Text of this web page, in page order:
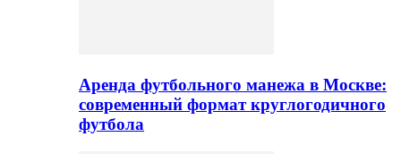
Аренда футбольного манежа в Москве:
современный формат круглогодичного
футбола